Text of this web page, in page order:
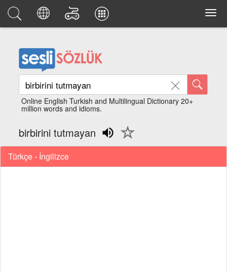
Online English Turkish and Multilingual Dictionary 20+
million words and idioms.
birbirini tutmayan
Türkçe - İngilizce